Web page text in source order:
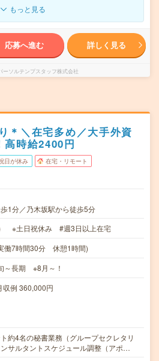
もっと見る
応募へ進む 詳しく見る
ーソルテンプスタッフ株式会社
＊＼在宅多め／大手外資
高時給2400円
日が休み 在宅・リモート
1分／乃木坂駅から徒歩5分
※土日祝休み #週3日以上在宅
働7時間30分 休憩1時間)
～長期 ※8月～！
例 360,000円
約4名の秘書業務（グループセクレタリ
サルタントスケジュール調整（アポ…